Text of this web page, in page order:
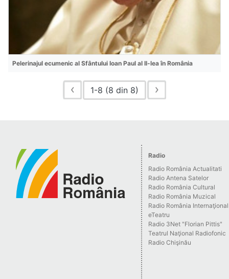
Pelerinajul ecumenic al Sfântului Ioan Paul al II-lea în România
1-8 (8 din 8)
Radio
Radio România Actualitati
Radio Antena Satelor
Radio România Cultural
Radio România Muzical
Radio România Internaţional
eTeatru
Radio 3Net "Florian Pittis"
Teatrul Naţional Radiofonic
Radio Chişinău